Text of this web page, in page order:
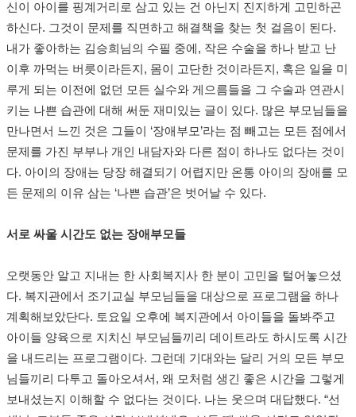
신이 아이를 핑계거리로 삼고 있는 건 아닌지 진지하게 고민하곤
하신다. 그것이 문제를 직면하고 해결책을 찾는 첫 걸음이 된다.
내가 좋아하는 김승희님의 수필 중에, 작은 수술을 하나 받고 난
이후 까먹는 버릇이라든지, 몸이 고단한 것이라든지, 혹은 일을 미
루게 되는 이전에 없던 모든 실수와 게으름들을 그 수술과 연관시
키는 나쁜 습관에 대해 써둔 재미있는 글이 있다. 많은 부모님들을
만나면서 느낀 것은 그들이 ‘장애부모’라는 점 빼고는 모든 점에서
문제를 가진 부부나 개인 내담자와 다른 점이 하나도 없다는 것이
다. 아이의 장애는 당장 해결되기 어렵지만 온통 아이의 장애를 모
든 문제의 이유 삼는 ‘나쁜 습관’은 벗어날 수 있다.
서로 싸울 시간도 없는 장애부모들
오랫동안 알고 지내는 한 사회복지사 한 분이 고민을 털어놓으셨
다. 복지관에서 조기교실 부모님들을 대상으로 프로그램을 하나
계획해보았단다. 토요일 오후에 복지관에서 아이들을 돌봐주고
아이들 양육으로 지치신 부모님들끼리 데이트라도 하시도록 시간
을 내드리는 프로그램이다. 그런데 기대와는 달리 거의 모든 부모
님들끼리 다투고 돌아오셔서, 왜 모처럼 생긴 좋은 시간을 그렇게
보내셨는지 이해할 수 없다는 것이다. 나는 웃으며 대답했다. “선